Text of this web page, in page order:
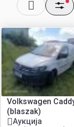
Volkswagen
(blaszak)
Аукција